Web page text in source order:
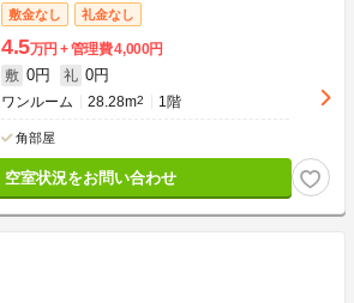
敷金なし 礼金なし
4.5万円 管理費4,000円
敷 0円 礼 0円
ワンルーム 28.28m2 1階
角部屋
空室状況をお問い合わせ